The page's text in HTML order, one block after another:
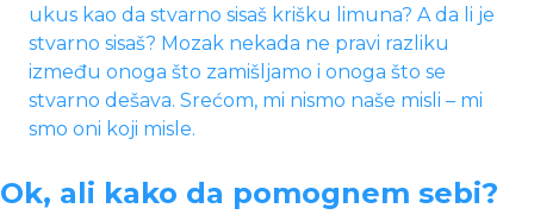
ukus kao da stvarno sisaš krišku limuna? A da li je
stvarno sisaš? Mozak nekada ne pravi razliku
između onoga što zamišljamo i onoga što se
stvarno dešava. Srećom, mi nismo naše misli – mi
smo oni koji misle.
Ok, ali kako da pomognem sebi?